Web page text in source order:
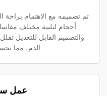
تم تصميمه مع الاهتمام
أحجام لتلبية مختلف
والتصميم القابل للتعديل
الدم، مما
عمل